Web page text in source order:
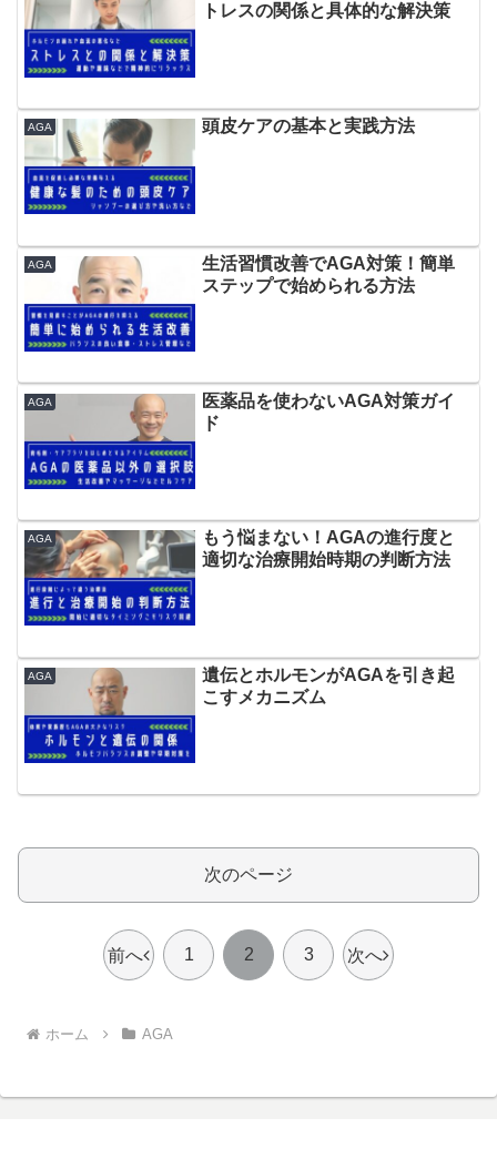
トレスの関係と具体的な解決策
AGA 頭皮ケアの基本と実践方法
AGA
生活習慣改善でAGA対策！簡単
ステップで始められる方法
AGA
医薬品を使わないAGA対策ガイ
ド
AGA
もう悩まない！AGAの進行度と
適切な治療開始時期の判断方法
AGA
遺伝とホルモンがAGAを引き起
こすメカニズム
次のページ
前へ 1 2 3 次へ
ホーム AGA